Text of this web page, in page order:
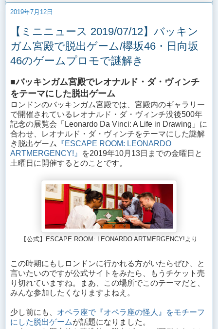
2019年7月12日
【ミニニュース 2019/07/12】バッキン
ガム宮殿で脱出ゲーム/欅坂46・日向坂
46のゲームプロモで謎解き
■バッキンガム宮殿でレオナルド・ダ・ヴィンチ
をテーマにした脱出ゲーム
ロンドンのバッキンガム宮殿では、宮殿内のギャラリー
で開催されているレオナルド・ダ・ヴィンチ没後500年
記念の展覧会「Leonardo Da Vinci: A Life in Drawing」に
合わせ、レオナルド・ダ・ヴィンチをテーマにした謎解
き脱出ゲーム
『ESCAPE ROOM: LEONARDO
ARTMERGENCY!』
を2019年10月13日までの金曜日と
土曜日に開催するとのことです。
【公式】ESCAPE ROOM: LEONARDO ARTMERGENCY!より
この時期にもしロンドンに行かれる方がいたらぜひ、と
言いたいのですが公式サイトをみたら、もうチケット売
り切れていますね。まあ、この場所でこのテーマだと、
みんな参加したくなりますよねえ。
少し前にも、 オペラ座で『オペラ座の怪人』をモチーフ
にした脱出ゲームが話題になりました。